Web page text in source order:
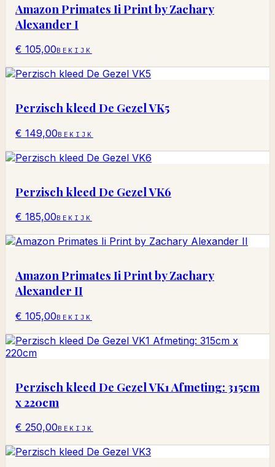
Amazon Primates Ii Print by Zachary
Alexander I
€ 105,00BEKIJK
Perzisch kleed De Gezel VK5
€ 149,00BEKIJK
Perzisch kleed De Gezel VK6
€ 185,00BEKIJK
Amazon Primates Ii Print by Zachary
Alexander II
€ 105,00BEKIJK
Perzisch kleed De Gezel VK1 Afmeting: 315cm
x 220cm
€ 250,00BEKIJK